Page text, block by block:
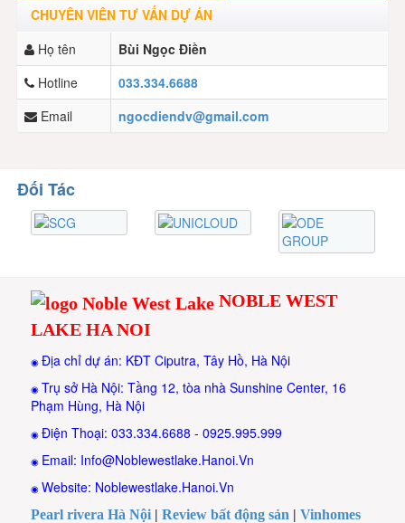
CHUYÊN VIÊN TƯ VẤN DỰ ÁN
Họ tên
Bùi Ngọc Điền
Hotline
033.334.6688
Email
ngocdiendv@gmail.com
Đối Tác
NOBLE WEST
LAKE HA NOI
◉Địa chỉ dự án: KĐT Ciputra, Tây Hồ, Hà Nội
◉Trụ sở Hà Nội: Tầng 12, tòa nhà Sunshine Center, 16
Phạm Hùng, Hà Nội
◉Điện Thoại: 033.334.6688 - 0925.995.999
◉ Email: Info@Noblewestlake.Hanoi.Vn
◉Website: Noblewestlake.Hanoi.Vn
Pearl rivera Hà Nội |Review bất động sản |Vinhomes